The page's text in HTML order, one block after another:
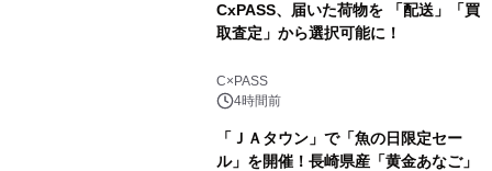
CxPASS、届いた荷物を 「配送」「買
取査定」から選択可能に！
C×PASS
4時間前
「ＪＡタウン」で「魚の日限定セー
ル」を開催！長崎県産「黄金あなご」